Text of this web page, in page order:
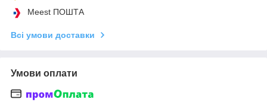
Meest ПОШТА
Всі умови доставки
Умови оплати